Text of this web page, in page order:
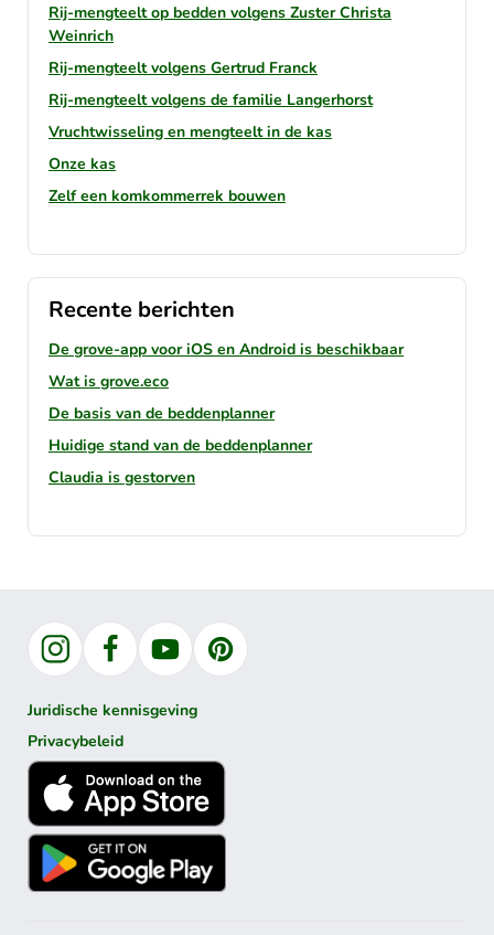
Rij-mengteelt op bedden volgens Zuster Christa
Weinrich
Rij-mengteelt volgens Gertrud Franck
Rij-mengteelt volgens de familie Langerhorst
Vruchtwisseling en mengteelt in de kas
Onze kas
Zelf een komkommerrek bouwen
Recente berichten
De grove-app voor iOS en Android is beschikbaar
Wat is grove.eco
De basis van de beddenplanner
Huidige stand van de beddenplanner
Claudia is gestorven
InstagramFacebookYouTubePinterest
Juridische kennisgeving
Privacybeleid